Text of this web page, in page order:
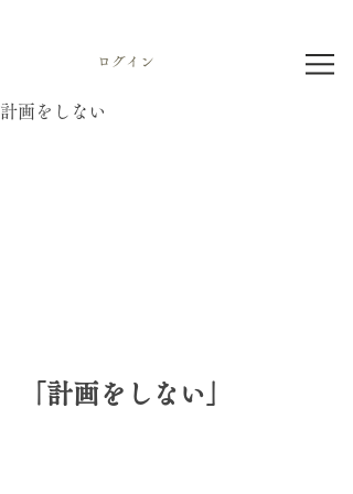
ログイン
計画をしない
「計画をしない」